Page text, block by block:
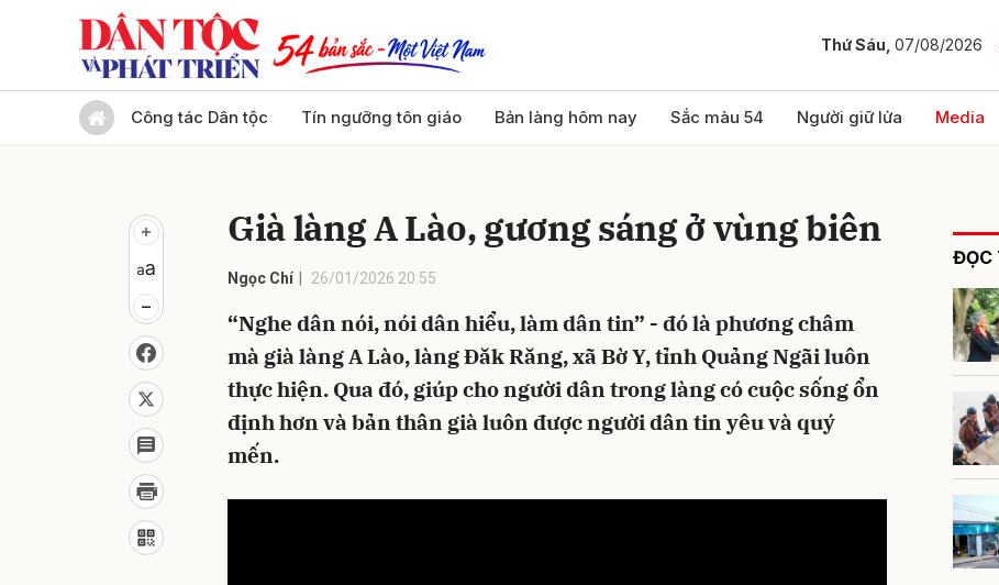
Thứ Sáu, 07/08/2026
Công tác Dân tộc Tín ngưỡng tôn giáo Bản làng hôm nay Sắc màu 54 Người giữ lửa Media
Già làng A Lào, gương sáng ở vùng biên
Ngọc Chí 26/01/2026 20:55
“Nghe dân nói, nói dân hiểu, làm dân tin” - đó là phương châm
mà già làng A Lào, làng Đăk Răng, xã Bờ Y, tỉnh Quảng Ngãi luôn
thực hiện. Qua đó, giúp cho người dân trong làng có cuộc sống ổn
định hơn và bản thân già luôn được người dân tin yêu và quý
mến.
ĐỌC
Gửi bình luận
Hủy